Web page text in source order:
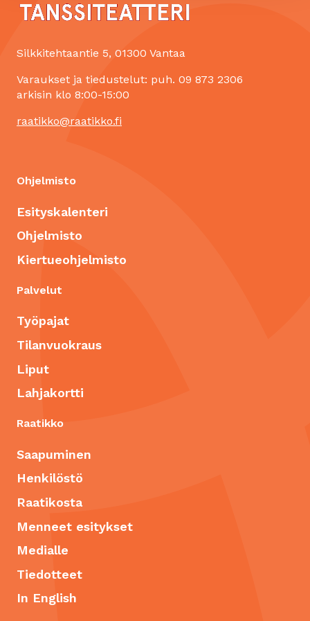
e
Silkkitehtaantie 5, 01300 Vantaa
Varaukset ja tiedustelut: puh. 09 873 2306
arkisin klo 8:00-15:00
raatikko@raatikko.fi
Ohjelmisto
Esityskalenteri
Ohjelmisto
Kiertueohjelmisto
Palvelut
Työpajat
Tilanvuokraus
Liput
Lahjakortti
Raatikko
Saapuminen
Henkilöstö
Raatikosta
Menneet esitykset
Medialle
Tiedotteet
In English